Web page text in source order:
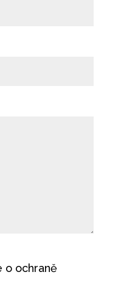
o ochraně